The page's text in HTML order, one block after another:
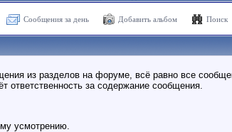
Сообщения за день Добавить альбом Поиск
из разделов на форуме, всё равно все
ответственность за содержание сообщения.
усмотрению.